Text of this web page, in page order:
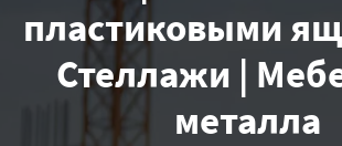
пластиковыми
Стеллажи |
металла